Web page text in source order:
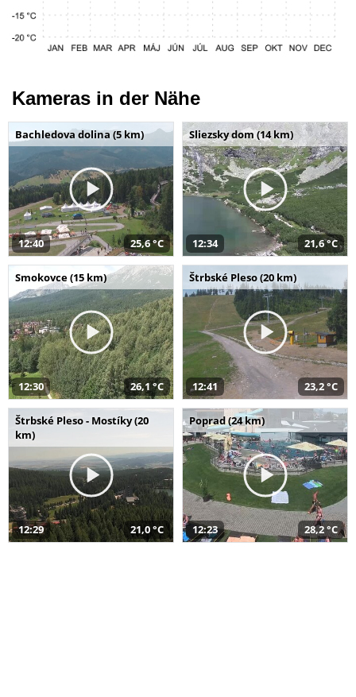
Kameras in der Nähe
Bachledova dolina (5 km)
12:40 25,6 °C
Sliezsky dom (14 km)
12:34 21,6 °C
Smokovce (15 km)
12:30 26,1 °C
Štrbské Pleso (20 km)
12:41 23,2 °C
Štrbské Pleso - Mostíky (20
km)
12:29 21,0 °C
Poprad (24 km)
12:23 28,2 °C